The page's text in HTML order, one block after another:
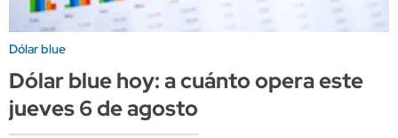
Dólar blue
Dólar blue hoy: a cuánto opera este
jueves 6 de agosto